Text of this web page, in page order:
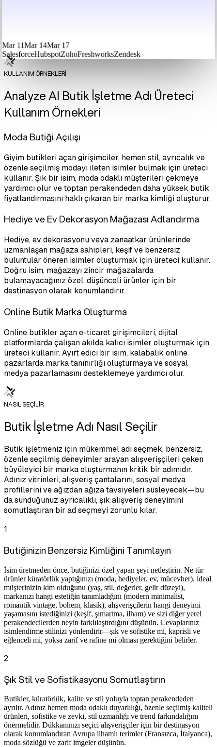
Mar 11Mar 14Mar 17
SalesforceHubspotZohoFreshworksZendesk
KULLANIM ÖRNEKLERİ
Analyze AI Butik İşletme Adı Üreteci
Kullanım Örnekleri
Moda Butiği Açılışı
Giyim butikleri açan girişimciler, hemen stil, ayrıcalık ve
özenle seçilmiş modayı ileten isimler bulmak için üreteci
kullanır. Şık bir isim, moda odaklı müşterileri çekmeye
yardımcı olur ve toptan perakendeden daha yüksek butik
fiyatlandırmasını haklı çıkaran bir marka kimliği oluşturur.
Hediye ve Ev Dekorasyon Mağazası Adlandırma
Hediye, ev dekorasyonu veya zanaatkar ürünlerinde
uzmanlaşan mağaza sahipleri, keşif ve benzersiz
buluntular öneren isimler oluşturmak için üreteci kullanır.
Doğru isim, mağazayı zincir mağazalarda
bulamayacağınız özel, düşünceli ürünler için bir
destinasyon olarak konumlandırır.
Online Butik Marka Oluşturma
Online butikler açan e-ticaret girişimcileri, dijital
platformlarda çalışan akılda kalıcı isimler oluşturmak için
üreteci kullanır. Ayırt edici bir isim, kalabalık online
pazarlarda marka tanınırlığı oluşturmaya ve sosyal
medya pazarlamasını desteklemeye yardımcı olur.
NASIL SEÇİLİR
Butik İşletme Adı Nasıl Seçilir
Butik işletmeniz için mükemmel adı seçmek, benzersiz,
özenle seçilmiş deneyimler arayan alışverişçileri çeken
büyüleyici bir marka oluşturmanın kritik bir adımıdır.
Adınız vitrinleri, alışveriş çantalarını, sosyal medya
profillerini ve ağızdan ağıza tavsiyeleri süsleyecek—bu
da sunduğunuz ayrıcalıklı, şık alışveriş deneyimini
somutlaştıran bir ad seçmeyi zorunlu kılar.
1
Butiğinizin Benzersiz Kimliğini Tanımlayın
İsim üretmeden önce, butiğinizi özel yapan şeyi netleştirin. Ne tür
ürünler küratörlük yaptığınızı (moda, hediyeler, ev, mücevher), ideal
müşterinizin kim olduğunu (yaş, stil, değerler, gelir düzeyi),
markanızı hangi estetiğin tanımladığını (modern minimalist,
romantik vintage, bohem, klasik), alışverişçilerin hangi deneyimi
yaşamasını istediğinizi (keşif, şımartma, ilham) ve sizi diğer yerel
perakendecilerden neyin farklılaştırdığını düşünün. Cevaplarınız
isimlendirme stilinizi yönlendirir—şık ve sofistike mi, kaprisli ve
eğlenceli mi, yoksa zarif ve rafine mi olması gerektiğini belirler.
2
Şık Stil ve Sofistikasyonu Somutlaştırın
Butikler, küratörlük, kalite ve stil yoluyla toptan perakendeden
ayrılır. Adınız hemen moda odaklı duyarlılığı, özenle seçilmiş kaliteli
ürünleri, sofistike ve zevki, stil uzmanlığı ve trend farkındalığını
önermelidir. Dükkanınızı seçici alışverişçiler için bir destinasyon
olarak konumlandıran Avrupa ilhamlı terimler (Fransızca, İtalyanca),
moda sözlüğü ve zarif imgeler düşünün.